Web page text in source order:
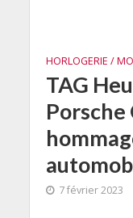
HORLOGERIE /
TAG
Porsche
7 février 2023